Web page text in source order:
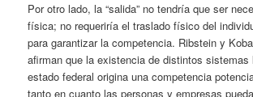
Por otro lado, la “salida” no tendría que ser
física; no requeriría el traslado físico del
para garantizar la competencia. Ribstein y
afirman que la existencia de distintos sistemas
estado federal origina una competencia
tanto en cuanto las personas y empresas